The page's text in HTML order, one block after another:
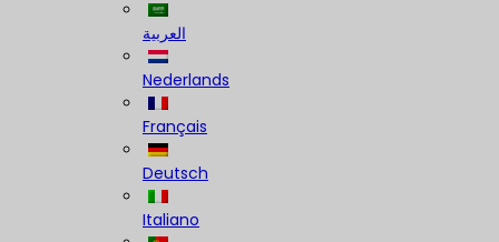
العربية
Nederlands
Français
Deutsch
Italiano